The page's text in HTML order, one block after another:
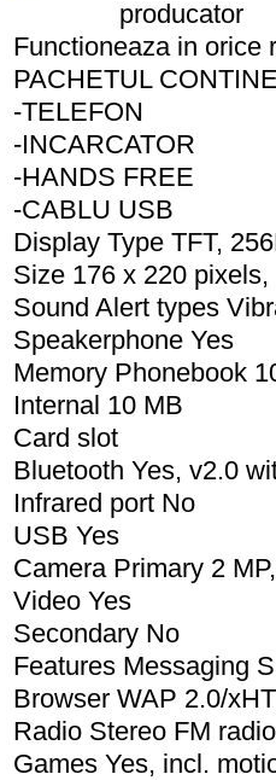
producator
Functioneaza in orice
PACHETUL
-TELEFON
-INCARCATOR
-HANDS FREE
-CABLU USB
Display Type TFT,
Size 176 x 220
Sound Alert types
Speakerphone Yes
Memory Phonebook
Internal 10 MB
Card slot
Bluetooth Yes, v2.0
Infrared port No
USB Yes
Camera Primary 2
Video Yes
Secondary No
Features Messaging
Browser WAP 2.0/
Radio Stereo FM
Games Yes, incl.